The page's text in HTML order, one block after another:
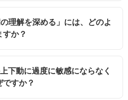
理解を深める」には、どのよ
すか？
下動に過度に敏感にならなく
ですか？